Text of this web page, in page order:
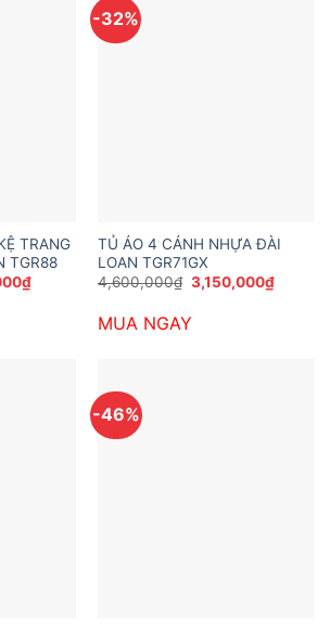
TRANG
TGR88
₫Giá
hiện
-32%
TỦ ÁO 4 CÁNH NHỰA ĐÀI
LOAN TGR71GX
4,600,000₫ Giá
gốc
4,600,000₫.
3,150,000₫Giá
hiện
MUA NGAY
-46%